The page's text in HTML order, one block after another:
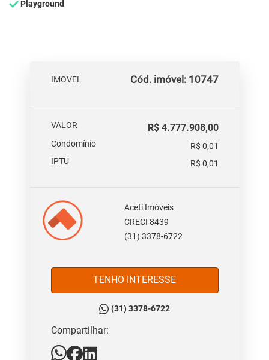
Playground
IMOVEL Cód. imóvel: 10747
VALOR R$ 4.777.908,00
Condomínio
R$ 0,01
IPTU
R$ 0,01
Aceti Imóveis
CRECI 8439
(31) 3378-6722
TENHO INTERESSE
(31) 3378-6722
Compartilhar: